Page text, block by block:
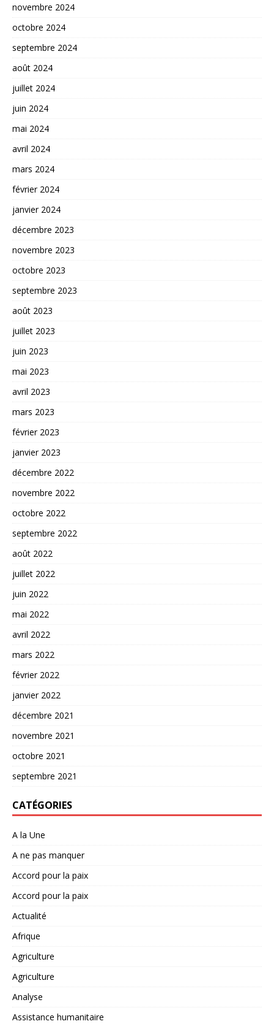
novembre 2024
octobre 2024
septembre 2024
août 2024
juillet 2024
juin 2024
mai 2024
avril 2024
mars 2024
février 2024
janvier 2024
décembre 2023
novembre 2023
octobre 2023
septembre 2023
août 2023
juillet 2023
juin 2023
mai 2023
avril 2023
mars 2023
février 2023
janvier 2023
décembre 2022
novembre 2022
octobre 2022
septembre 2022
août 2022
juillet 2022
juin 2022
mai 2022
avril 2022
mars 2022
février 2022
janvier 2022
décembre 2021
novembre 2021
octobre 2021
septembre 2021
CATÉGORIES
A la Une
A ne pas manquer
Accord pour la paix
Accord pour la paix
Actualité
Afrique
Agriculture
Agriculture
Analyse
Assistance humanitaire